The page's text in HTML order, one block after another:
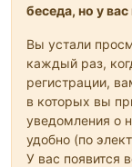
беседа, но у
Вы устали
каждый раз,
регистрации,
в которых вы
уведомления о
удобно (по
У вас появится